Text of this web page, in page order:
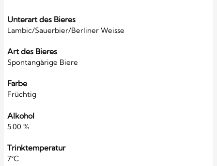
Unterart des Bieres
Lambic/Sauerbier/Berliner Weisse
Art des Bieres
Spontangärige Biere
Farbe
Früchtig
Alkohol
5.00 %
Trinktemperatur
7°C